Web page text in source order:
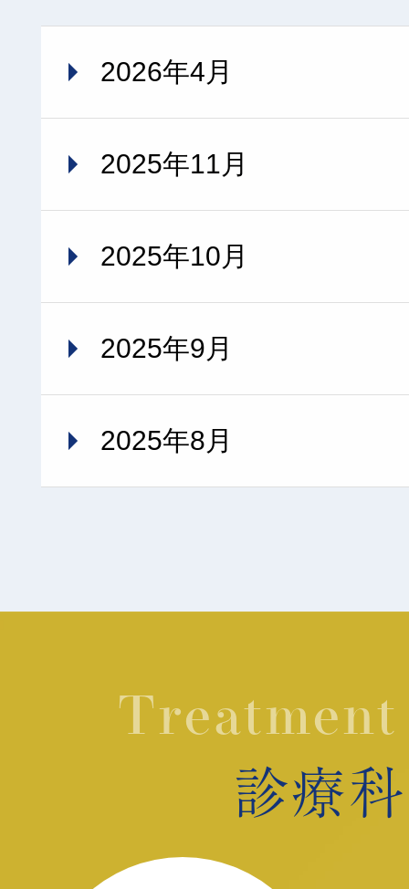
2026年4月
2025年11月
2025年10月
2025年9月
2025年8月
診療